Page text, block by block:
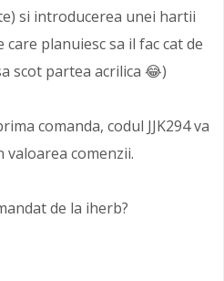
si introducerea unei hartii
planuiesc sa il fac cat de
scot partea acrilica 😂)
comanda, codul JJK294 va
valoarea comenzii.
de la iherb?